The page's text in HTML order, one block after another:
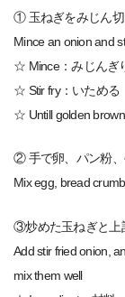
① 玉ねぎをみじん
Mince an onion and
☆ Mince：みじんぎ
☆ Stir fry：いためる
☆ Untill golden
② 手で卵、パン粉
Mix egg, bread
③炒めた玉ねぎと上
Add stir fried onion,
mix them well